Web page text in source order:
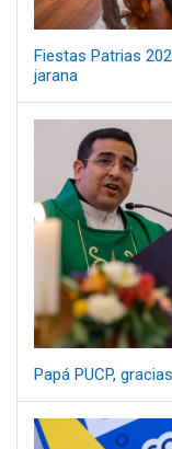
Fiestas Patrias
jarana
Papá PUCP,